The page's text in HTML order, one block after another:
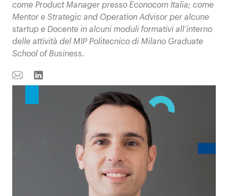
come Product Manager presso Econocom Italia; come
Mentor e Strategic and Operation Advisor per alcune
startup e Docente in alcuni moduli formativi all’interno
delle attività del MIP Politecnico di Milano Graduate
School of Business.
EmailLinkedin